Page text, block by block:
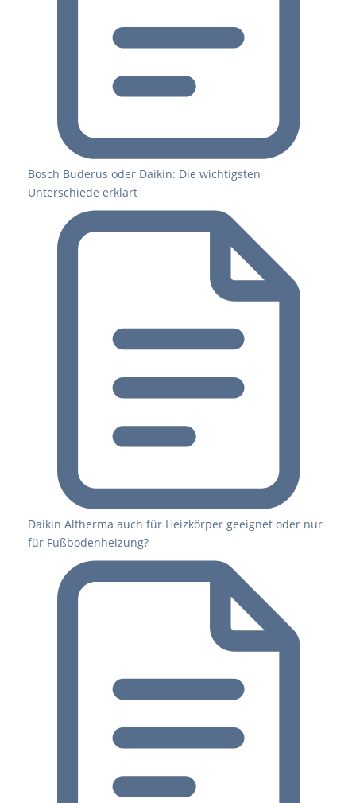
Bosch Buderus oder Daikin: Die wichtigsten
Unterschiede erklärt
Daikin Altherma auch für Heizkörper geeignet oder nur
für Fußbodenheizung?